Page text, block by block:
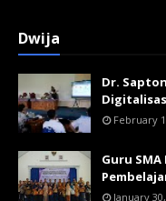
Dwija
Dr.
February
Guru
January